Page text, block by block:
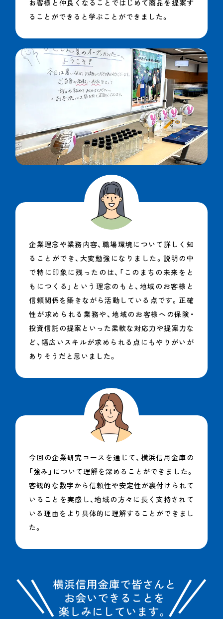
お客様と仲良くなることではじめて商品を提案す
ることができると学ぶことができました。
企業理念や業務内容、職場環境について詳しく知
ることができ、大変勉強になりました。説明の中
で特に印象に残ったのは、「このまちの未来をと
もにつくる」という理念のもと、地域のお客様と
信頼関係を築きながら活動している点です。正確
性が求められる業務や、地域のお客様への保険・
投資信託の提案といった柔軟な対応力や提案力な
ど、幅広いスキルが求められる点にもやりがいが
ありそうだと思いました。
今回の企業研究コースを通じて、横浜信用金庫の
「強み」について理解を深めることができました。
客観的な数字から信頼性や安定性が裏付けられて
いることを実感し、地域の方々に長く支持されて
いる理由をより具体的に理解することができまし
た。